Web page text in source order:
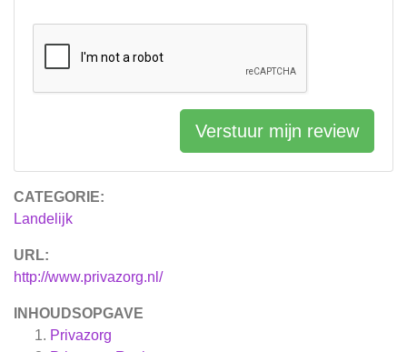
CATEGORIE:
Landelijk
URL:
http://www.privazorg.nl/
INHOUDSOPGAVE
Privazorg
Verstuur mijn review